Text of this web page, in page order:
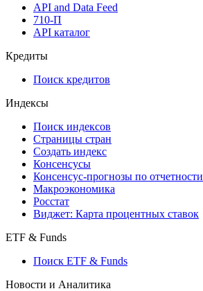
API and Data Feed
710-П
API каталог
Кредиты
Поиск кредитов
Индексы
Поиск индексов
Страницы стран
Создать индекс
Консенсусы
Консенсус-прогнозы по отчетности
Макроэкономика
Росстат
Виджет: Карта процентных ставок
ETF & Funds
Поиск ETF & Funds
Новости и Аналитика